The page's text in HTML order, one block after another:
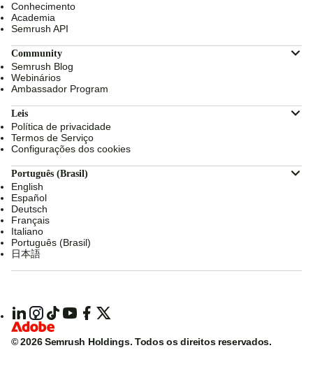
Conhecimento
Academia
Semrush API
Community
Semrush Blog
Webinários
Ambassador Program
Leis
Política de privacidade
Termos de Serviço
Configurações dos cookies
Português (Brasil)
English
Español
Deutsch
Français
Italiano
Português (Brasil)
日本語
© 2026 Semrush Holdings. Todos os direitos reservados.